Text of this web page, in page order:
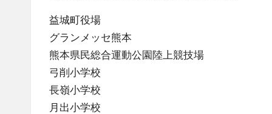
益城町役場
グランメッセ熊本
熊本県民総合運動公園陸上競技場
弓削小学校
長嶺小学校
月出小学校